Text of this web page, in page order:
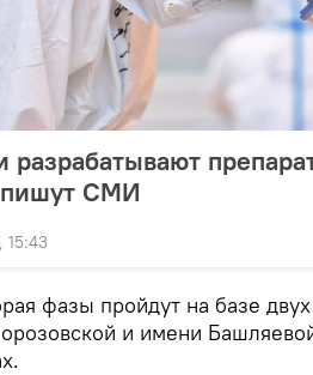
разрабатывают
СМИ
15:43
фазы пройдут на базе
и имени